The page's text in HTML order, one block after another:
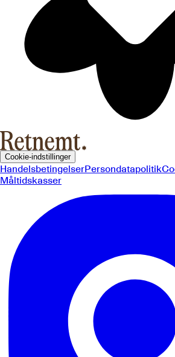
Cookie-indstillinger
HandelsbetingelserPersondatapolitik
Måltidskasser